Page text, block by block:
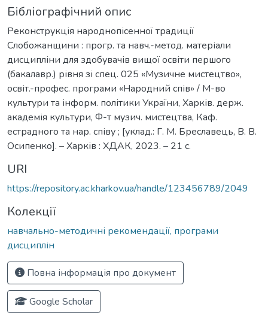
Бібліографічний опис
Реконструкція народнопісенної традиції
Слобожанщини : прогр. та навч.-метод. матеріали
дисципліни для здобувачів вищої освіти першого
(бакалавр.) рівня зі спец. 025 «Музичне мистецтво»,
освіт.-профес. програми «Народний спів» / М-во
культури та інформ. політики України, Харків. держ.
академія культури, Ф-т музич. мистецтва, Каф.
естрадного та нар. співу ; [уклад.: Г. М. Бреславець, В. В.
Осипенко]. – Харків : ХДАК, 2023. – 21 с.
URI
https://repository.ac.kharkov.ua/handle/123456789/2049
Колекції
навчально-методичні рекомендації, програми
дисциплін
Повна інформація про документ
Google Scholar